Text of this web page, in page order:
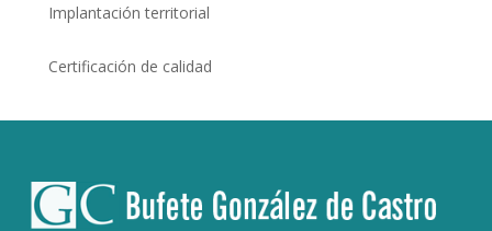
Implantación territorial
Certificación de calidad